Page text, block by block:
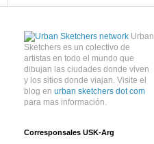
Urban
Sketchers es un colectivo de
artistas en todo el mundo que
dibujan las ciudades donde viven
y los sitios donde viajan. Visite el
blog en urban sketchers dot com
para mas información.
Corresponsales USK-Arg